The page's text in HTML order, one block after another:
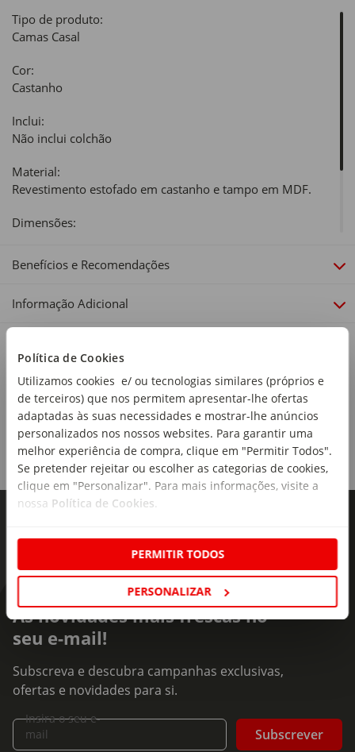
Política de Cookies
Utilizamos cookies e/ ou tecnologias similares (próprios e
de terceiros) que nos permitem apresentar-lhe ofertas
adaptadas às suas necessidades e mostrar-lhe anúncios
personalizados nos nossos websites. Para garantir uma
melhor experiência de compra, clique em "Permitir Todos".
Se pretender rejeitar ou escolher as categorias de cookies,
clique em "Personalizar". Para mais informações, visite a
nossa Política de Cookies.
PERMITIR TODOS
PERSONALIZAR
Tipo de produto:
Camas Casal
Cor:
Castanho
Inclui:
Não inclui colchão
Material:
Revestimento estofado em castanho e tampo em MDF.
Dimensões:
Linha:
Benefícios e Recomendações
Informação Adicional
As novidades mais frescas no
seu e-mail!
Subscreva e descubra campanhas exclusivas,
ofertas e novidades para si.
Insira o seu e-
mail
Subscrever